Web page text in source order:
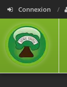
Connexion